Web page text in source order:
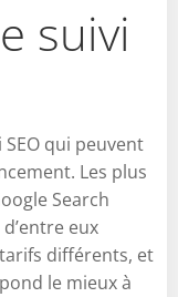
suivi
qui peuvent
Les plus
Search
eux
différents, et
le mieux à